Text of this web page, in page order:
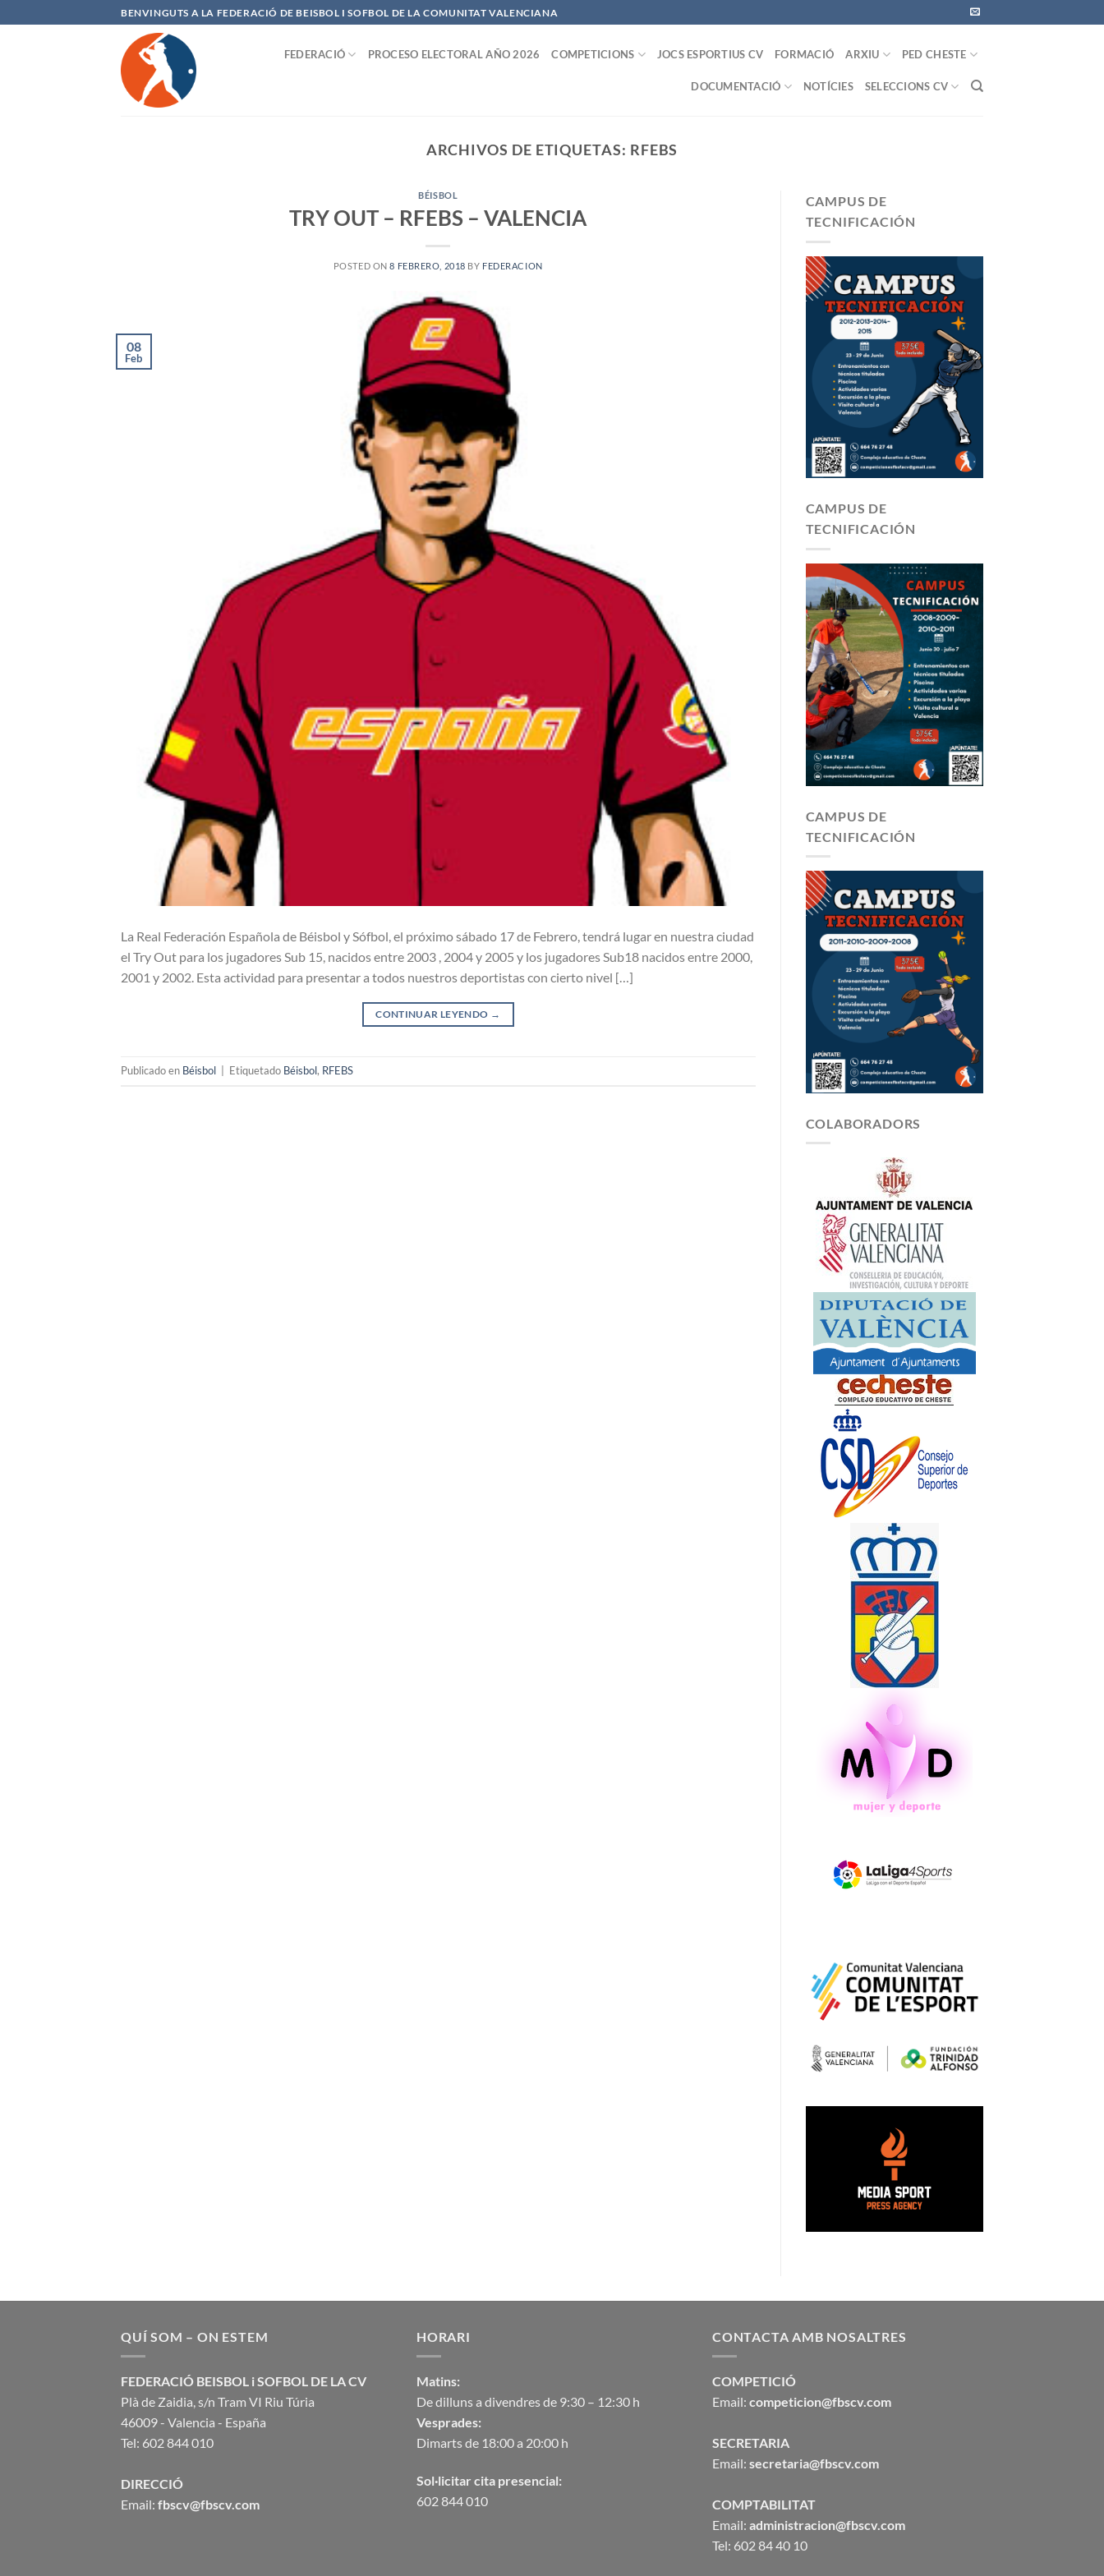
al
BENVINGUTS A LA FEDERACIÓ DE BEISBOL I SOFBOL DE LA COMUNITAT VALENCIANA
FEDERACIÓ PROCESO ELECTORAL AÑO 2026 COMPETICIONS JOCS ESPORTIUS CV FORMACIÓ ARXIU PED CHESTE
DOCUMENTACIÓ NOTÍCIES SELECCIONS CV
ARCHIVOS DE ETIQUETAS: RFEBS
BÉISBOL
TRY OUT – RFEBS – VALENCIA
POSTED ON8 FEBRERO, 2018 BY FEDERACION
08
Feb
La Real Federación Española de Béisbol y Sófbol, el próximo sábado 17 de Febrero, tendrá lugar en nuestra ciudad
el Try Out para los jugadores Sub 15, nacidos entre 2003 , 2004 y 2005 y los jugadores Sub18 nacidos entre 2000,
2001 y 2002. Esta actividad para presentar a todos nuestros deportistas con cierto nivel […]
CONTINUAR LEYENDO →
Publicado en Béisbol Etiquetado Béisbol, RFEBS
CAMPUS DE
TECNIFICACIÓN
CAMPUS DE
TECNIFICACIÓN
CAMPUS DE
TECNIFICACIÓN
COLABORADORS
QUÍ SOM – ON ESTEM
FEDERACIÓ BEISBOL i SOFBOL DE LA CV
Plà de Zaidia, s/n Tram VI Riu Túria
46009 - Valencia - España
Tel: 602 844 010
DIRECCIÓ
Email: fbscv@fbscv.com
HORARI
Matins:
De dilluns a divendres de 9:30 – 12:30 h
Vesprades:
Dimarts de 18:00 a 20:00 h
Sol·licitar cita presencial:
602 844 010
CONTACTA AMB NOSALTRES
COMPETICIÓ
Email: competicion@fbscv.com
SECRETARIA
Email: secretaria@fbscv.com
COMPTABILITAT
Email: administracion@fbscv.com
Tel: 602 84 40 10